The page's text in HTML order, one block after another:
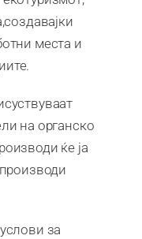
места и
на органско
ќе ја
за